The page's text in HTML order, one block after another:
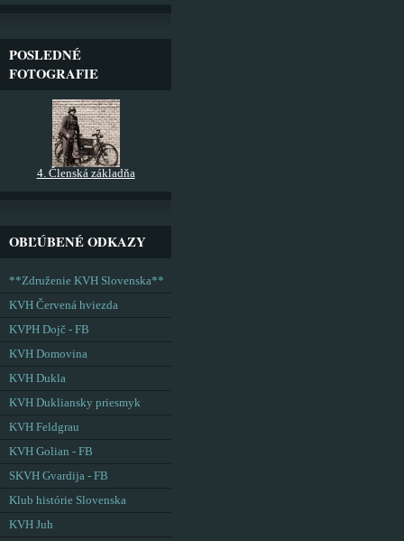
POSLEDNÉ
FOTOGRAFIE
4. Členská základňa
OBĽÚBENÉ ODKAZY
**Združenie KVH Slovenska**
KVH Červená hviezda
KVPH Dojč - FB
KVH Domovina
KVH Dukla
KVH Dukliansky priesmyk
KVH Feldgrau
KVH Golian - FB
SKVH Gvardija - FB
Klub histórie Slovenska
KVH Juh